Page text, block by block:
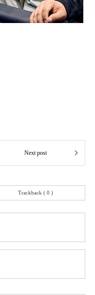
Trackback ( 0 )